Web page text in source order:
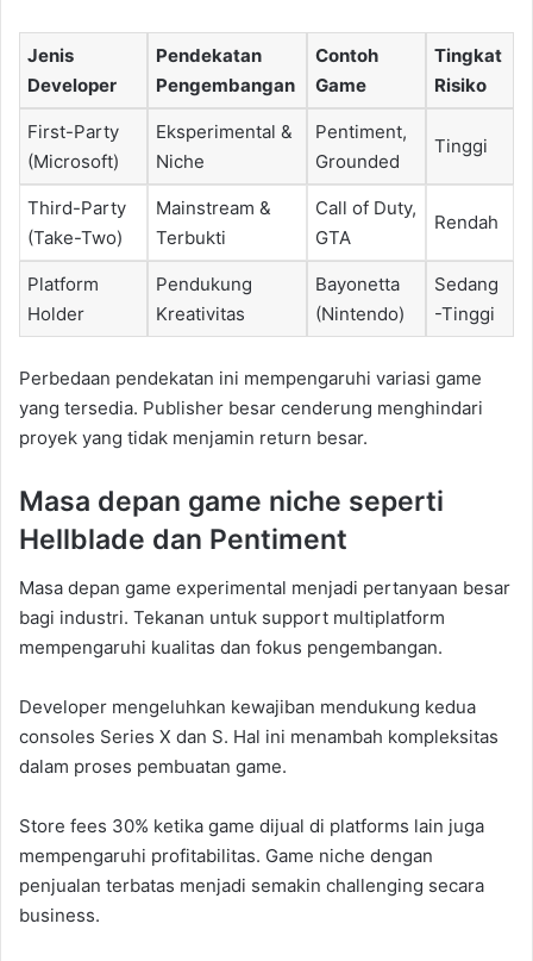
Jenis
Developer
Pendekatan
Pengembangan
Contoh
Game
Tingkat
Risiko
First-Party
(Microsoft)
Eksperimental &
Niche
Pentiment,
Grounded
Tinggi
Third-Party
(Take-Two)
Mainstream &
Terbukti
Call of Duty,
GTA
Rendah
Platform
Holder
Pendukung
Kreativitas
Bayonetta
(Nintendo)
Sedang
-Tinggi
Perbedaan pendekatan ini mempengaruhi variasi game
yang tersedia. Publisher besar cenderung menghindari
proyek yang tidak menjamin return besar.
Masa depan game niche seperti
Hellblade dan Pentiment
Masa depan game experimental menjadi pertanyaan besar
bagi industri. Tekanan untuk support multiplatform
mempengaruhi kualitas dan fokus pengembangan.
Developer mengeluhkan kewajiban mendukung kedua
consoles Series X dan S. Hal ini menambah kompleksitas
dalam proses pembuatan game.
Store fees 30% ketika game dijual di platforms lain juga
mempengaruhi profitabilitas. Game niche dengan
penjualan terbatas menjadi semakin challenging secara
business.